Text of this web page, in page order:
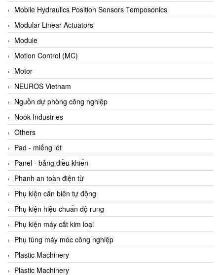
Baykee
BBC Bircher Smart Access
BCS ITALY
BEA SENSORS
Beacon Extender
Beckhoff
Bedook
Bei Sensor
Beijer
Beinlich-pumps
Beka
BEKO
Belimo
Benetech Vietnam
Bently Nevada
Bentone Vietnam
Bernstein Vietnam
Berthold
Mobile Hydraulics Position Sensors Temposonics
Modular Linear Actuators
Module
Motion Control (MC)
Motor
NEUROS Vietnam
Nguồn dự phòng công nghiệp
Nook Industries
Others
Pad - miếng lót
Panel - bảng điều khiển
Phanh an toàn điện từ
Phụ kiện căn biên tự động
Phụ kiện hiệu chuẩn độ rung
Phụ kiện máy cắt kim loại
Phụ tùng máy móc công nghiệp
Plastic Machinery
Plastic Machinery